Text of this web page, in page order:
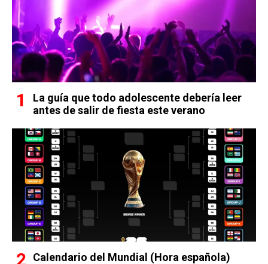
La guía que todo adolescente debería leer
antes de salir de fiesta este verano
Calendario del Mundial (Hora española)